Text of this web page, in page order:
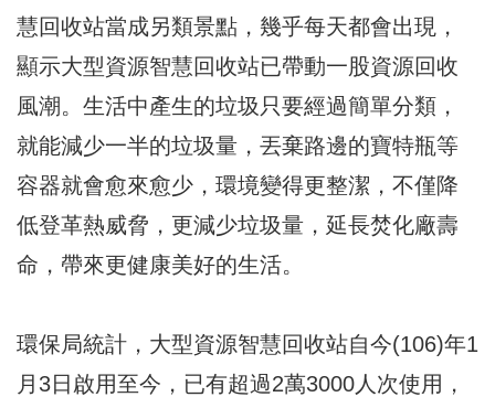
慧回收站當成另類景點，幾乎每天都會出現，
顯示大型資源智慧回收站已帶動一股資源回收
風潮。生活中產生的垃圾只要經過簡單分類，
就能減少一半的垃圾量，丟棄路邊的寶特瓶等
容器就會愈來愈少，環境變得更整潔，不僅降
低登革熱威脅，更減少垃圾量，延長焚化廠壽
命，帶來更健康美好的生活。
環保局統計，大型資源智慧回收站自今(106)年1
月3日啟用至今，已有超過2萬3000人次使用，